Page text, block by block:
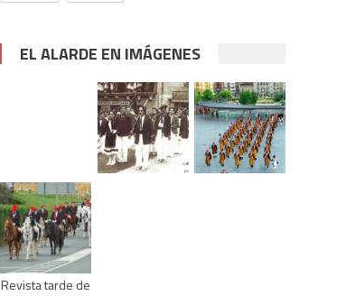
EL ALARDE EN IMÁGENES
Revista tarde de